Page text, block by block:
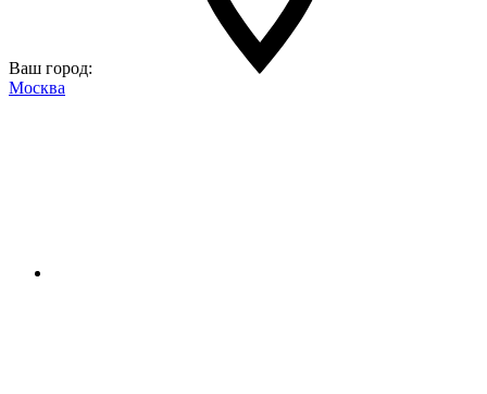
Ваш город:
Москва